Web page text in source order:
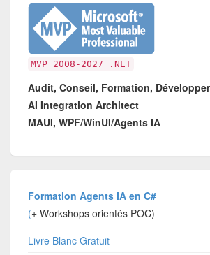
MVP 2008-2027 .NET
Audit, Conseil, Formation,
AI Integration Architect
MAUI, WPF/WinUI/Agents IA
Formation Agents IA en C#
(+ Workshops orientés POC)
Livre Blanc Gratuit